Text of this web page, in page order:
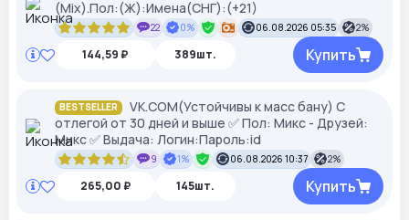
(Mix).Пол:(Ж):Имена(СНГ):(+21)
22 0% 06.08.2026 05:35 2%
144,59 ₽ 389шт. Купить
BESTSELLER
VK.COM(Устойчивы к масс бану) С
отлегой от 30 дней и выше ✅ Пол: Микс - Друзей:
Микс ✅ Выдача: Логин:Пароль:id
9 1% 06.08.2026 10:37 2%
265,00 ₽ 145шт. Купить